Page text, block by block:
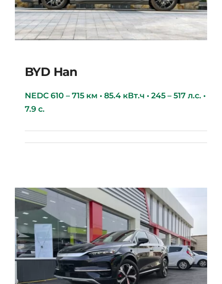
BYD Han
NEDC 610 – 715 км • 85.4 кВт.ч • 245 – 517 л.с. •
7.9 с.